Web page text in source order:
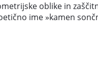
oblike in
ime »kamen